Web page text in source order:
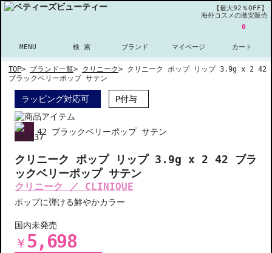
【最大92％OFF】
海外コスメの激安販売
MENU 検 索 ブランド マイページ
0
カート
TOP> ブランド一覧> クリニーク> クリニーク ポップ リップ 3.9g x 2 42
ブラックベリーポップ サテン
ラッピング対応可 P付与
42 ブラックベリーポップ サテン
クリニーク ポップ リップ 3.9g x 2 42 ブラ
ックベリーポップ サテン
クリニーク ／ CLINIQUE
ポップに弾ける鮮やかカラー
国内未発売
￥ 5,698